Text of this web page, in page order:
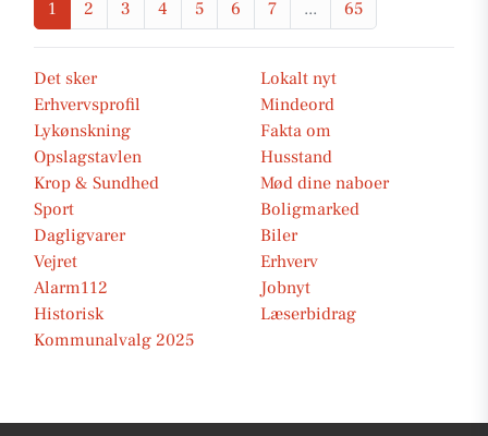
1 2 3 4 5 6 7 ... 65
Det sker
Lokalt nyt
Erhvervsprofil
Mindeord
Lykønskning
Fakta om
Opslagstavlen
Husstand
Krop & Sundhed
Mød dine naboer
Sport
Boligmarked
Dagligvarer
Biler
Vejret
Erhverv
Alarm112
Jobnyt
Historisk
Læserbidrag
Kommunalvalg 2025